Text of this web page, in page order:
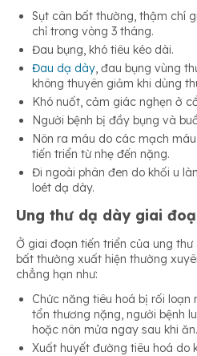
Sụt cân bất thường, thậm chí
chỉ trong vòng 3 tháng.
Đau bụng, khó tiêu kéo dài.
Đau dạ dày, đau bụng vùng
không thuyên giảm khi dùng
Khó nuốt, cảm giác nghẹn ở
Người bệnh bị đầy bụng và
Nôn ra máu do các mạch
tiến triển từ nhẹ đến nặng.
Đi ngoài phân đen do khối u
loét dạ dày.
Ung thư dạ dày giai
Ở giai đoạn tiến triển của ung
bất thường xuất hiện thường
chẳng hạn như:
Chức năng tiêu hoá bị rối
tổn thương nặng, người bệnh
hoặc nôn mửa ngay sau khi ăn.
Xuất huyết đường tiêu hoá do